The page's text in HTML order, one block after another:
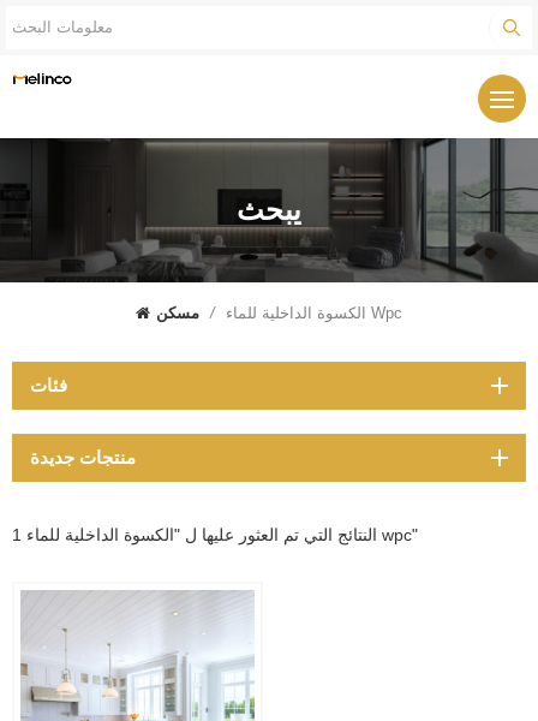
يبحث
مسكن / الكسوة الداخلية للماء Wpc
1 النتائج التي تم العثور عليها ل "الكسوة الداخلية للماء wpc"
فئات
منتجات جديدة